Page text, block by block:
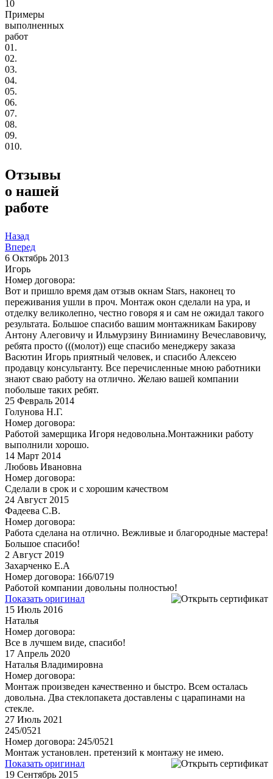
10
Примеры
выполненных
работ
01.
02.
03.
04.
05.
06.
07.
08.
09.
010.
Отзывы
о нашей
работе
Назад
Вперед
6 Октябрь 2013
Игорь
Номер договора:
Вот и пришло время дам отзыв окнам Stars, наконец то
переживания ушли в проч. Монтаж окон сделали на ура, и
отделку великолепно, честно говоря я и сам не ожидал такого
результата. Большое спасибо вашим монтажникам Бакирову
Антону Алеговичу и Ильмурзину Виниамину Вечеславовичу,
ребята просто (((молот)) еще спасибо менеджеру заказа
Васютин Игорь приятный человек, и спасибо Алексею
продавцу консультанту. Все перечисленные мною работники
знают сваю работу на отлично. Желаю вашей компании
побольше таких ребят.
25 Февраль 2014
Голунова Н.Г.
Номер договора:
Работой замерщика Игоря недовольна.Монтажники работу
выполнили хорошо.
14 Март 2014
Любовь Ивановна
Номер договора:
Сделали в срок и с хорошим качеством
24 Август 2015
Фадеева С.В.
Номер договора:
Работа сделана на отлично. Вежливые и благородные мастера!
Большое спасибо!
2 Август 2019
Захарченко Е.А
Номер договора: 166/0719
Работой компании довольны полностью!
Показать оригинал
15 Июль 2016
Наталья
Номер договора:
Все в лучшем виде, спасибо!
17 Апрель 2020
Наталья Владимировна
Номер договора:
Монтаж произведен качественно и быстро. Всем осталась
довольна. Два стеклопакета доставлены с царапинами на
стекле.
27 Июль 2021
245/0521
Номер договора: 245/0521
Монтаж установлен. претензий к монтажу не имею.
Показать оригинал
19 Сентябрь 2015